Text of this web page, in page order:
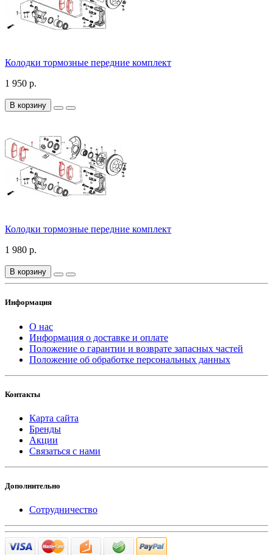
Колодки тормозные передние комплект
1 950 р.
В корзину
Колодки тормозные передние комплект
1 980 р.
В корзину
Информация
О нас
Информация о доставке и оплате
Положение о гарантии и возврате запасных частей
Положение об обработке персональных данных
Контакты
Карта сайта
Бренды
Акции
Связаться с нами
Дополнительно
Сотрудничество